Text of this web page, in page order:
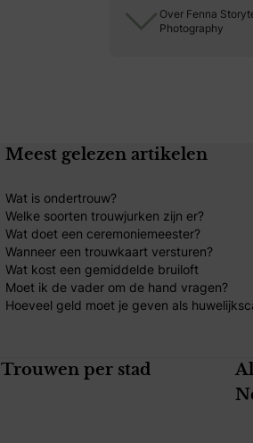
Over Fenna
Photography
Meest gelezen artikelen
Wat is ondertrouw?
Welke soorten trouwjurken zijn er?
Wat doet een ceremoniemeester?
Wanneer een trouwkaart versturen?
Wat kost een gemiddelde bruiloft
Moet ik de vader om de hand vragen?
Hoeveel geld moet je geven als
Trouwen per stad